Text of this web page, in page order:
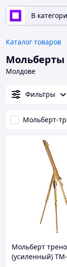
В
Каталог товаров
Мольберты
Молдове
Фильтры
Мольберт-
Мольберт
(усиленный)